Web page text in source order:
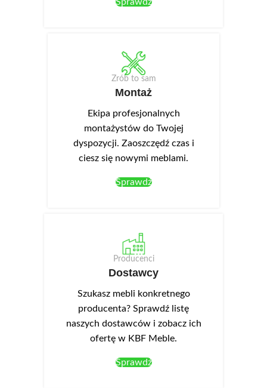
Zrób to sam
Montaż
Ekipa profesjonalnych
montażystów do Twojej
dyspozycji. Zaoszczędź czas i
ciesz się nowymi meblami.
Sprawdź
Producenci
Dostawcy
Szukasz mebli konkretnego
producenta? Sprawdź listę
naszych dostawców i zobacz ich
ofertę w KBF Meble.
Sprawdź